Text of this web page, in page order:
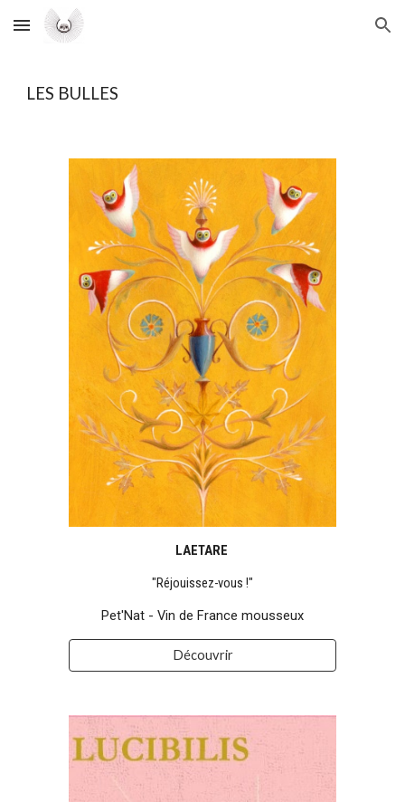
Skip to main content Skip to navigation
LES BULLES
LAETARE
"Réjouissez-vous !"
Pet'Nat - Vin de France mousseux
Découvrir